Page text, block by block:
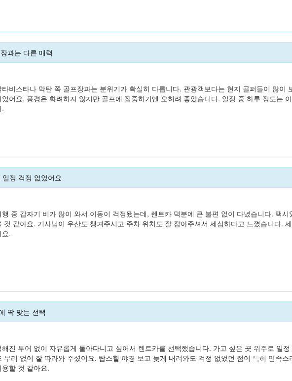
과는 다른 매력
타비스타나 막탄 쪽 골프장과는 분위기가 확실히 다릅니다. 관광객보다는 현지 골퍼들이 많이
었어요. 풍경은 화려하지 않지만 골프에 집중하기엔 오히려 좋았습니다. 일정 중 하루 정도는
.
정 걱정 없었어요
행 중 갑자기 비가 많이 와서 이동이 걱정됐는데, 렌트카 덕분에 큰 불편 없이 다녔습니다. 택
것 같아요. 기사님이 우산도 챙겨주시고 주차 위치도 잘 잡아주셔서 세심하다고 느꼈습니다.
요.
딱 맞는 선택
해진 투어 없이 자유롭게 돌아다니고 싶어서 렌트카를 선택했습니다. 가고 싶은 곳 위주로 일
무리 없이 잘 따라와 주셨어요. 탑스힐 야경 보고 늦게 내려와도 걱정 없었던 점이 특히 만족
용할 것 같아요.